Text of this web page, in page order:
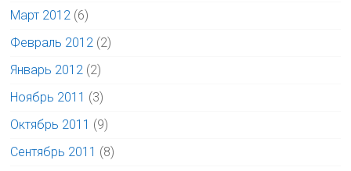
Март 2012 (6)
Февраль 2012 (2)
Январь 2012 (2)
Ноябрь 2011 (3)
Октябрь 2011 (9)
Сентябрь 2011 (8)